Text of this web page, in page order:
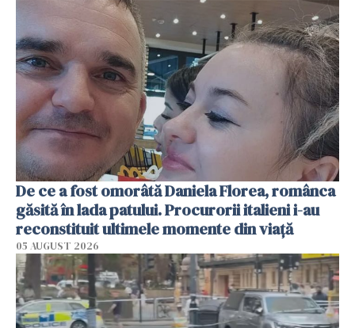
De ce a fost omorâtă Daniela Florea, românca
găsită în lada patului. Procurorii italieni i-au
reconstituit ultimele momente din viață
05 AUGUST 2026